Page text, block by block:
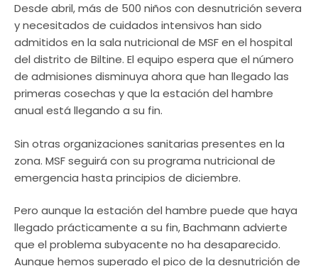
Desde abril, más de 500 niños con desnutrición severa
y necesitados de cuidados intensivos han sido
admitidos en la sala nutricional de MSF en el hospital
del distrito de Biltine. El equipo espera que el número
de admisiones disminuya ahora que han llegado las
primeras cosechas y que la estación del hambre
anual está llegando a su fin.
Sin otras organizaciones sanitarias presentes en la
zona. MSF seguirá con su programa nutricional de
emergencia hasta principios de diciembre.
Pero aunque la estación del hambre puede que haya
llegado prácticamente a su fin, Bachmann advierte
que el problema subyacente no ha desaparecido.
Aunque hemos superado el pico de la desnutrición de